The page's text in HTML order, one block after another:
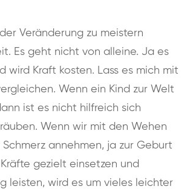
Veränderung zu meistern
Es geht nicht von alleine. Ja es
wird Kraft kosten. Lass es mich mit
Wenn ein Kind zur Welt
ist es nicht hilfreich sich
Wenn wir mit den Wehen
annehmen, ja zur Geburt
gezielt einsetzen und
leisten, wird es um vieles leichter